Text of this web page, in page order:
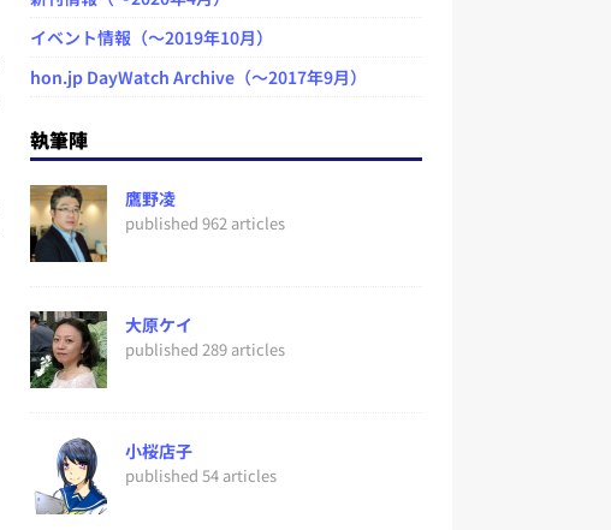
イベント情報（～2019年10月）
hon.jp DayWatch Archive（～2017年9月）
執筆陣
鷹野凌
published 962 articles
大原ケイ
published 289 articles
小桜店子
published 54 articles